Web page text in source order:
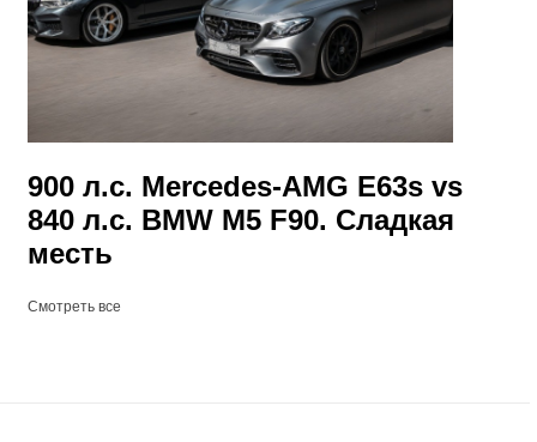
900 л.с. Mercedes-AMG E63s vs
840 л.с. BMW M5 F90. Сладкая
месть
Смотреть все